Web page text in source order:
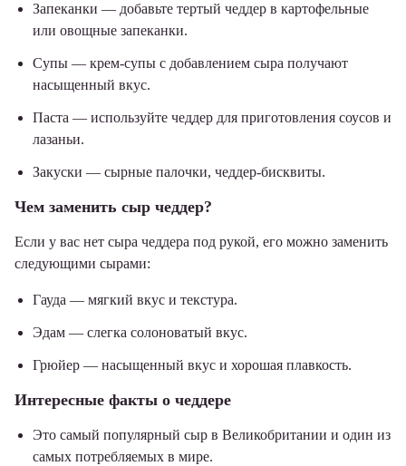
Запеканки — добавьте тертый чеддер в картофельные
или овощные запеканки.
Супы — крем-супы с добавлением сыра получают
насыщенный вкус.
Паста — используйте чеддер для приготовления соусов и
лазаньи.
Закуски — сырные палочки, чеддер-бисквиты.
Чем заменить сыр чеддер?
Если у вас нет сыра чеддера под рукой, его можно заменить
следующими сырами:
Гауда — мягкий вкус и текстура.
Эдам — слегка солоноватый вкус.
Грюйер — насыщенный вкус и хорошая плавкость.
Интересные факты о чеддере
Это самый популярный сыр в Великобритании и один из
самых потребляемых в мире.